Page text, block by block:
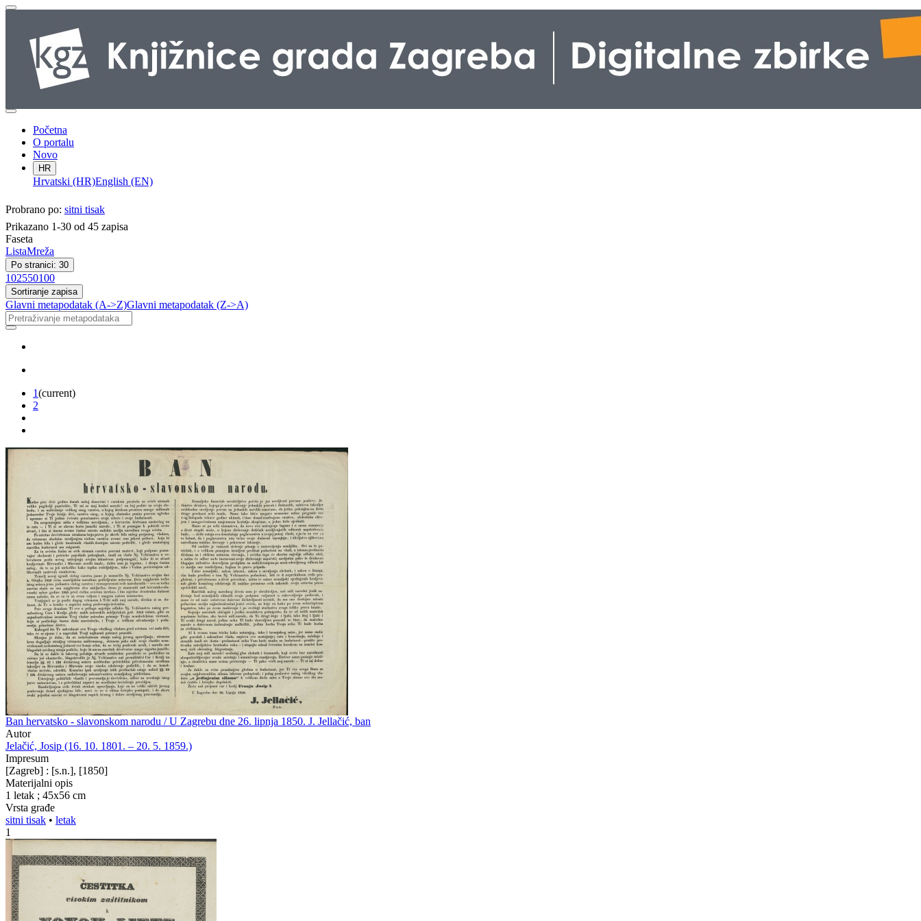
Početna
O portalu
Novo
HR
Hrvatski (HR)English (EN)
Probrano po: sitni tisak
Prikazano 1-30 od 45 zapisa
Faseta
ListaMreža
Po stranici: 30
102550100
Sortiranje zapisa
Glavni metapodatak (A->Z)Glavni metapodatak (Z->A)
1(current)
2
Ban hervatsko - slavonskom narodu / U Zagrebu dne 26. lipnja 1850. J. Jellačić, ban
Autor
Jelačić, Josip (16. 10. 1801. – 20. 5. 1859.)
Impresum
[Zagreb] : [s.n.], [1850]
Materijalni opis
1 letak ; 45x56 cm
Vrsta građe
sitni tisak • letak
1